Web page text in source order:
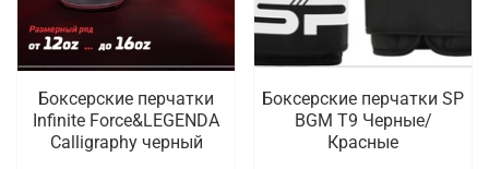
Боксерские перчатки
Infinite Force&LEGENDA
Calligraphy черный
Боксерские перчатки SP
BGM T9 Черные/
Красные